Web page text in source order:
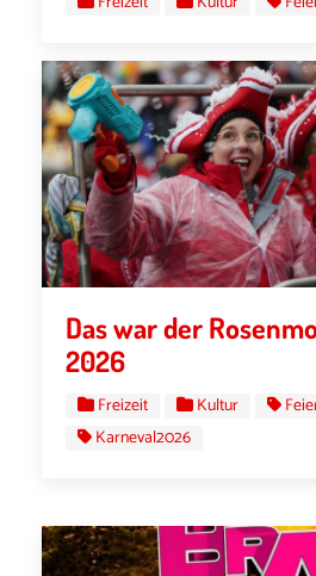
Das war der
2026
Freizeit Kultur
Karneval2026